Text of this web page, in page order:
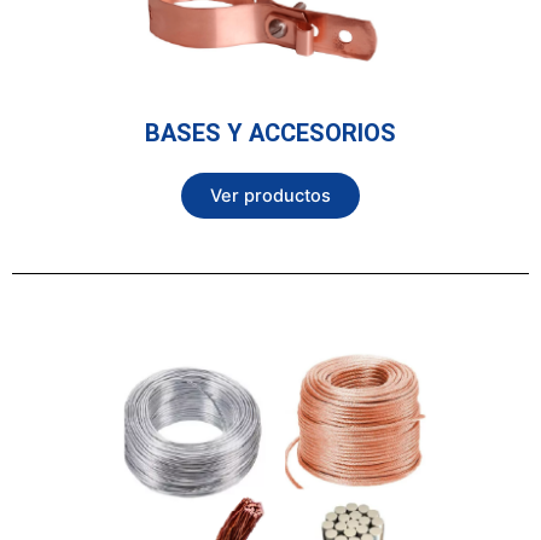
BASES Y ACCESORIOS
Ver productos